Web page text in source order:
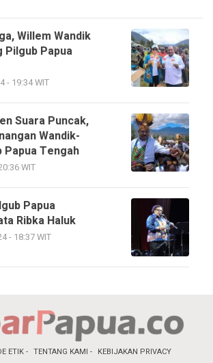
Willem Wandik
Pilgub Papua
- 19:34 WIT
Suara Puncak,
Wandik-
Papua Tengah
WIT
Papua
Ribka Haluk
- 18:37 WIT
ETIK TENTANG KAMI KEBIJAKAN PRIVACY